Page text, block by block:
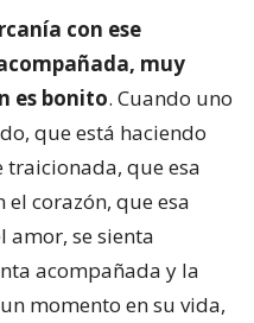
con ese
muy
es bonito. Cuando uno
que está haciendo
traicionada, que esa
corazón, que esa
amor, se sienta
acompañada y la
momento en su vida,